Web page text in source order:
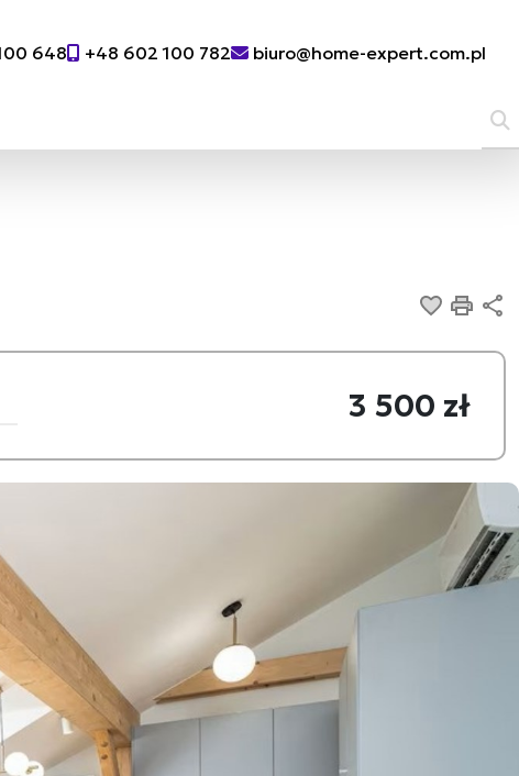
648 +48 602 100 782 biuro@home-expert.com.pl
Dodaj
3 500 zł